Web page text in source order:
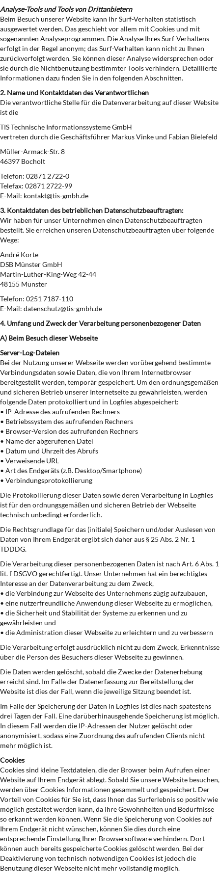
Analyse-Tools und Tools von Drittanbietern
Beim Besuch unserer Website kann Ihr Surf-Verhalten statistisch
ausgewertet werden. Das geschieht vor allem mit Cookies und mit
sogenannten Analyseprogrammen. Die Analyse Ihres Surf-Verhaltens
erfolgt in der Regel anonym; das Surf-Verhalten kann nicht zu Ihnen
zurückverfolgt werden. Sie können dieser Analyse widersprechen oder
sie durch die Nichtbenutzung bestimmter Tools verhindern. Detaillierte
Informationen dazu finden Sie in den folgenden Abschnitten.
2. Name und Kontaktdaten des Verantwortlichen
Die verantwortliche Stelle für die Datenverarbeitung auf dieser Website
ist die
TIS Technische Informationssysteme GmbH
vertreten durch die Geschäftsführer Markus Vinke und Fabian Bielefeld
Müller-Armack-Str. 8
46397 Bocholt
Telefon: 02871 2722-0
Telefax: 02871 2722-99
E-Mail: kontakt@tis-gmbh.de
3. Kontaktdaten des betrieblichen Datenschutzbeauftragten:
Wir haben für unser Unternehmen einen Datenschutzbeauftragten
bestellt. Sie erreichen unseren Datenschutzbeauftragten über folgende
Wege:
André Korte
DSB Münster GmbH
Martin-Luther-King-Weg 42-44
48155 Münster
Telefon: 0251 7187-110
E-Mail: datenschutz@tis-gmbh.de
4. Umfang und Zweck der Verarbeitung personenbezogener Daten
A) Beim Besuch dieser Webseite
Server-Log-Dateien
Bei der Nutzung unserer Webseite werden vorübergehend bestimmte
Verbindungsdaten sowie Daten, die von Ihrem Internetbrowser
bereitgestellt werden, temporär gespeichert. Um den ordnungsgemäßen
und sicheren Betrieb unserer Internetseite zu gewährleisten, werden
folgende Daten protokolliert und in Logfiles abgespeichert:
• IP-Adresse des aufrufenden Rechners
• Betriebssystem des aufrufenden Rechners
• Browser-Version des aufrufenden Rechners
• Name der abgerufenen Datei
• Datum und Uhrzeit des Abrufs
• Verweisende URL
• Art des Endgeräts (z.B. Desktop/Smartphone)
• Verbindungsprotokollierung
Die Protokollierung dieser Daten sowie deren Verarbeitung in Logfiles
ist für den ordnungsgemäßen und sicheren Betrieb der Webseite
technisch unbedingt erforderlich.
Die Rechtsgrundlage für das (initiale) Speichern und/oder Auslesen von
Daten von Ihrem Endgerät ergibt sich daher aus § 25 Abs. 2 Nr. 1
TDDDG.
Die Verarbeitung dieser personenbezogenen Daten ist nach Art. 6 Abs. 1
lit. f DSGVO gerechtfertigt. Unser Unternehmen hat ein berechtigtes
Interesse an der Datenverarbeitung zu dem Zweck,
• die Verbindung zur Webseite des Unternehmens zügig aufzubauen,
• eine nutzerfreundliche Anwendung dieser Webseite zu ermöglichen,
• die Sicherheit und Stabilität der Systeme zu erkennen und zu
gewährleisten und
• die Administration dieser Webseite zu erleichtern und zu verbessern
Die Verarbeitung erfolgt ausdrücklich nicht zu dem Zweck, Erkenntnisse
über die Person des Besuchers dieser Webseite zu gewinnen.
Die Daten werden gelöscht, sobald die Zwecke der Datenerhebung
erreicht sind. Im Falle der Datenerfassung zur Bereitstellung der
Website ist dies der Fall, wenn die jeweilige Sitzung beendet ist.
Im Falle der Speicherung der Daten in Logfiles ist dies nach spätestens
drei Tagen der Fall. Eine darüberhinausgehende Speicherung ist möglich.
In diesem Fall werden die IP-Adressen der Nutzer gelöscht oder
anonymisiert, sodass eine Zuordnung des aufrufenden Clients nicht
mehr möglich ist.
Cookies
Cookies sind kleine Textdateien, die der Browser beim Aufrufen einer
Website auf Ihrem Endgerät ablegt. Sobald Sie unsere Website besuchen,
werden über Cookies Informationen gesammelt und gespeichert. Der
Vorteil von Cookies für Sie ist, dass Ihnen das Surferlebnis so positiv wie
möglich gestaltet werden kann, da Ihre Gewohnheiten und Bedürfnisse
so erkannt werden können. Wenn Sie die Speicherung von Cookies auf
Ihrem Endgerät nicht wünschen, können Sie dies durch eine
entsprechende Einstellung Ihrer Browsersoftware verhindern. Dort
können auch bereits gespeicherte Cookies gelöscht werden. Bei der
Deaktivierung von technisch notwendigen Cookies ist jedoch die
Benutzung dieser Webseite nicht mehr vollständig möglich.